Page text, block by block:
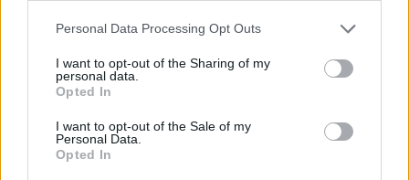
Personal Data Processing Opt Outs
I want to opt-out of the Sharing of my
personal data.
Opted In
I want to opt-out of the Sale of my
Personal Data.
Opted In